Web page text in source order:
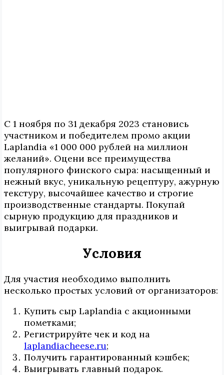
С 1 ноября по 31 декабря 2023 становись
участником и победителем промо акции
Laplandia «1 000 000 рублей на миллион
желаний». Оцени все преимущества
популярного финского сыра: насыщенный и
нежный вкус, уникальную рецептуру, ажурную
текстуру, высочайшее качество и строгие
производственные стандарты. Покупай
сырную продукцию для праздников и
выигрывай подарки.
Условия
Для участия необходимо выполнить
несколько простых условий от организаторов:
Купить сыр Laplandia с акционными
пометками;
Регистрируйте чек и код на
laplandiacheese.ru;
Получить гарантированный кэшбек;
Выигрывать главный подарок.